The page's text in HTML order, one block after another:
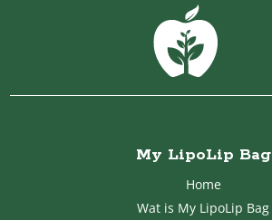
My LipoLip Bag
Home
Wat is My LipoLip Bag